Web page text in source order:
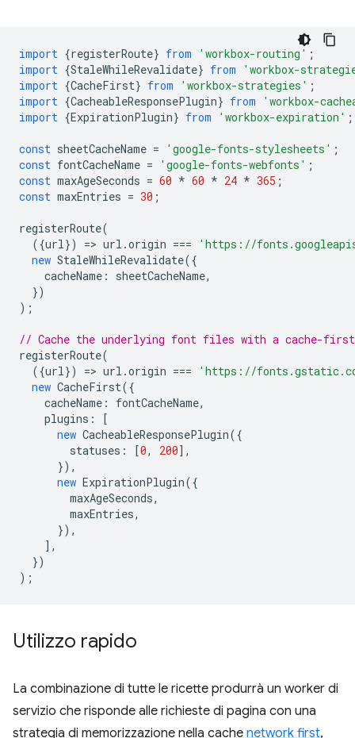
import {registerRoute} from 'workbox-routing' ;
import {StaleWhileRevalidate} from
'workbox-
import {CacheFirst} from 'workbox-strategies' ;
import {CacheableResponsePlugin} from
'workbox-
import {ExpirationPlugin} from 'workbox-expiration' ;
const sheetCacheName = 'google-fonts-stylesheets' ;
const fontCacheName = 'google-fonts-webfonts' ;
const maxAgeSeconds = 60 * 60 * 24 * 365 ;
const maxEntries = 30 ;
registerRoute(
({url}) => url .origin ===
'https://
new StaleWhileRevalidate({
cacheName : sheetCacheName,
})
);
// Cache the underlying font files with a cache-
registerRoute(
({url}) => url .origin ===
'https://
new CacheFirst({
cacheName : fontCacheName,
plugins :
[
new CacheableResponsePlugin({
statuses : [0, 200],
}),
new ExpirationPlugin({
maxAgeSeconds,
maxEntries,
}),
],
})
);
Utilizzo rapido
La combinazione di tutte le ricette produrrà un worker di
servizio che risponde alle richieste di pagina con una
strategia di memorizzazione nella cache network first,